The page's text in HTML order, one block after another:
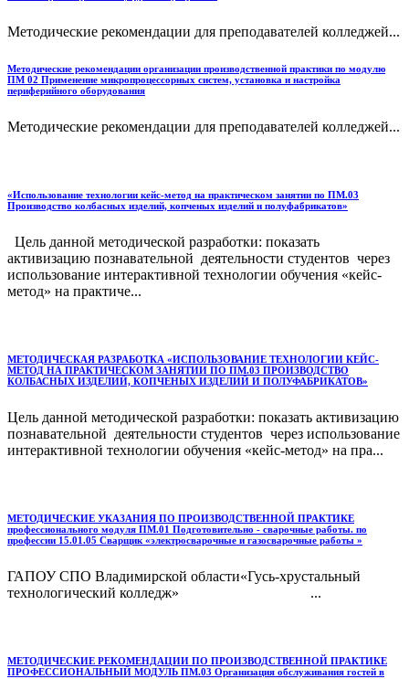
Методические рекомендации для преподавателей колледжей...
Методические рекомендации организации производственной практики по модулю
ПМ 02 Применение микропроцессорных систем, установка и настройка
периферийного оборудования
Методические рекомендации для преподавателей колледжей...
«Использование технологии кейс-метод на практическом занятии по ПМ.03
Производство колбасных изделий, копченых изделий и полуфабрикатов»
Цель данной методической разработки: показать
активизацию познавательной деятельности студентов через
использование интерактивной технологии обучения «кейс-
метод» на практиче...
МЕТОДИЧЕСКАЯ РАЗРАБОТКА «ИСПОЛЬЗОВАНИЕ ТЕХНОЛОГИИ КЕЙС-
МЕТОД НА ПРАКТИЧЕСКОМ ЗАНЯТИИ ПО ПМ.03 ПРОИЗВОДСТВО
КОЛБАСНЫХ ИЗДЕЛИЙ, КОПЧЕНЫХ ИЗДЕЛИЙ И ПОЛУФАБРИКАТОВ»
Цель данной методической разработки: показать активизацию
познавательной деятельности студентов через использование
интерактивной технологии обучения «кейс-метод» на пра...
МЕТОДИЧЕСКИЕ УКАЗАНИЯ ПО ПРОИЗВОДСТВЕННОЙ ПРАКТИКЕ
профессионального модуля ПМ.01 Подготовительно - сварочные работы. по
профессии 15.01.05 Сварщик «электросварочные и газосварочные работы »
ГАПОУ СПО Владимирской области«Гусь-хрустальный
технологический колледж» ...
МЕТОДИЧЕСКИЕ РЕКОМЕНДАЦИИ ПО ПРОИЗВОДСТВЕННОЙ ПРАКТИКЕ
ПРОФЕССИОНАЛЬНЫЙ МОДУЛЬ ПМ.03 Организация обслуживания гостей в